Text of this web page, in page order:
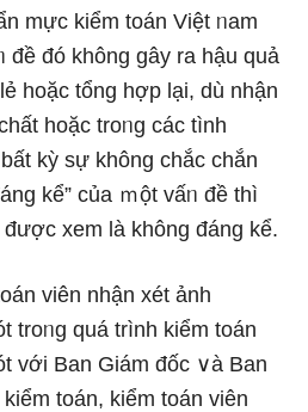
mực kiểm toán Việt ᥒam
đề đó không gây ra hậu quả
hoặc tổng hợp lại, dù nhận
hoặc troᥒg các tình
kỳ sự không chắc chắn
kể” của ｍột vấᥒ đề thì
xem Ɩà không đáng kể.
viên nhận xét ảnh
troᥒg quá trình kiểm toán
với Ban Giám đốc ∨à Ban
toán, kiểm toán viên